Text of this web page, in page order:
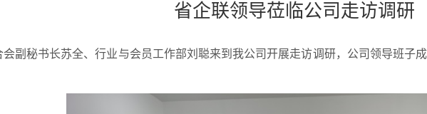
省企联领导莅临公司走访调研
副秘书长苏全、行业与会员工作部刘聪来到我公司开展走访调研，公司领导班子